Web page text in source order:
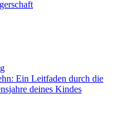
Ein Leitfaden durch die
deines Kindes